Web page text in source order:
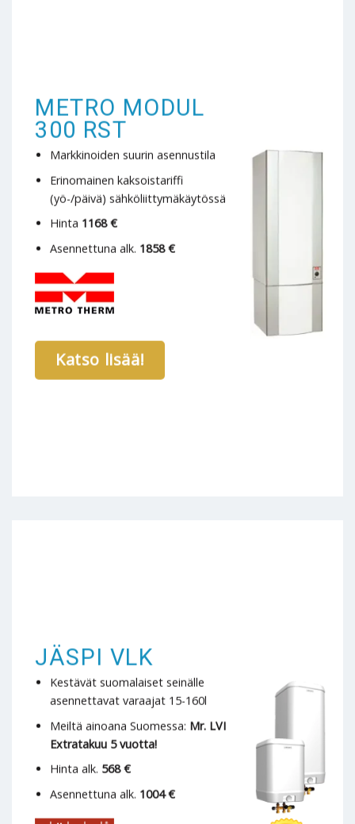
METRO MODUL
300 RST
Markkinoiden suurin asennustila
Erinomainen kaksoistariffi
(yö-/päivä) sähköliittymäkäytössä
Hinta 1168 €
Asennettuna alk. 1858 €
Katso lisää!
JÄSPI VLK
Kestävät suomalaiset seinälle
asennettavat varaajat 15-160l
Meiltä ainoana Suomessa: Mr. LVI
Extratakuu 5 vuotta!
Hinta alk. 568 €
Asennettuna alk. 1004 €